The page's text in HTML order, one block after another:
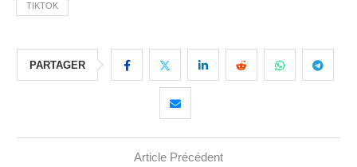
TIKTOK
PARTAGER
Article Précédent